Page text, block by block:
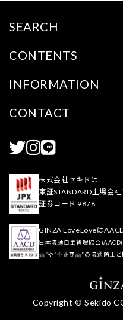
SEARCH
CONTENTS
INFORMATION
CONTACT
株式会社セキドは
東証STANDARD上場会社
証券コード 9878
GINZA LoveLoveは
日本流通自主管理協会
品”や“不正商品”の流通防止
Copyright © Sekido